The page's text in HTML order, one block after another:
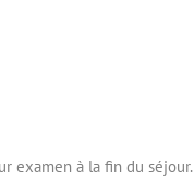
examen à la fin du séjour.